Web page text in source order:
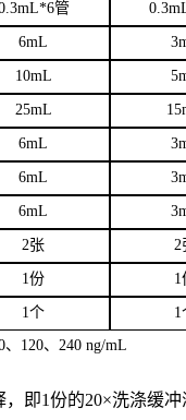
管
6mL 3
10mL
25mL
6mL
6mL
6mL
2张 2
1份 1
1个 1
、120、240 ng/mL
即1份的20×洗涤缓冲